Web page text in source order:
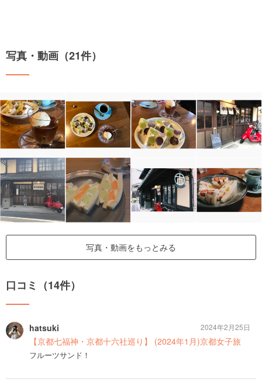
写真・動画（21件）
写真・動画をもっとみる
口コミ（14件）
hatsuki
【京都七福神・京都十六社巡り】 (2024年1月)京都女子旅
フルーツサンド！
2024年2月25日